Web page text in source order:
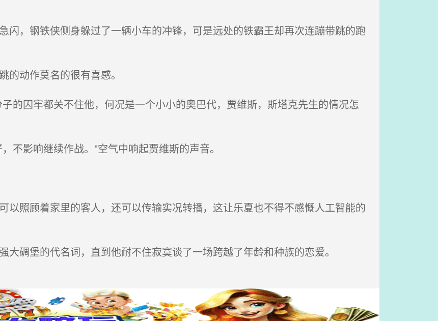
，钢铁侠侧身躲过了一辆小车的冲锋，可是远处的铁霸王却再次连蹦带跳的跑
动作莫名的很有喜感。
的囚牢都关不住他，何况是一个小小的奥巴代，贾维斯，斯塔克先生的情况怎
不影响继续作战。”空气中响起贾维斯的声音。
照顾着家里的客人，还可以传输实况转播，这让乐夏也不得不感慨人工智能的
碉堡的代名词，直到他耐不住寂寞谈了一场跨越了年龄和种族的恋爱。